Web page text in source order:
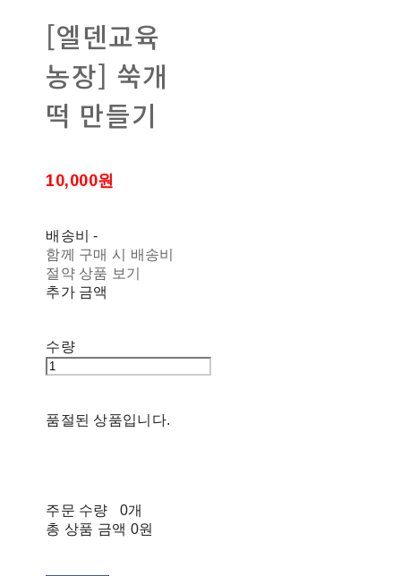
[엘덴교육
농장] 쑥개
떡 만들기
10,000원
배송비-
함께 구매 시 배송비
절약 상품 보기
추가 금액
수량
품절된 상품입니다.
주문 수량
0개
총 상품 금액 0원